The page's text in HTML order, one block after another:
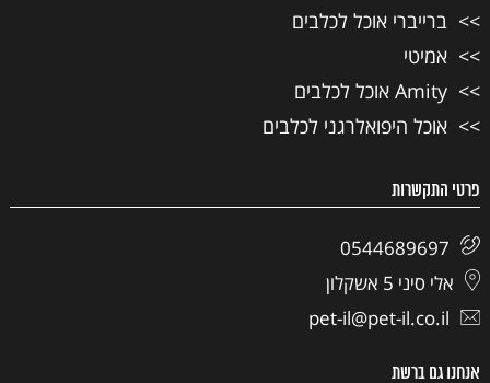
ברייברי אוכל לכלבים
אמיטי
Amity אוכל לכלבים
אוכל היפואלרגני לכלבים
פרטי התקשרות
0544689697
אלי סיני 5 אשקלון
pet-il@pet-il.co.il
אנחנו גם ברשת